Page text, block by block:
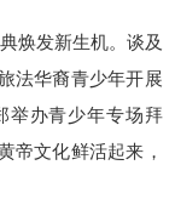
焕发新生机。谈及
法华裔青少年开展
举办青少年专场拜
帝文化鲜活起来，